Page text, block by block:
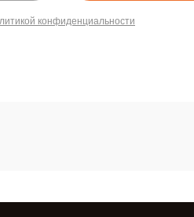
конфиденциальности